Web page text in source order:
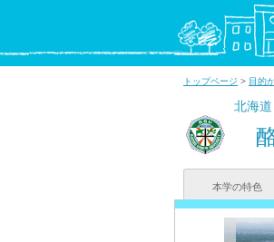
トップページ > 目的
北海
本学の特色